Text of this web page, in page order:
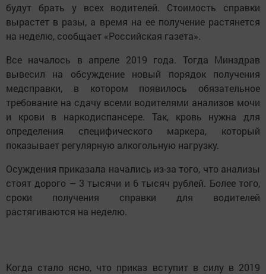
будут брать у всех водителей. Стоимость справки
вырастет в разы, а время на ее получение растянется
на неделю, сообщает «Российская газета».
Все началось в апреле 2019 года. Тогда Минздрав
вывесил на обсуждение новый порядок получения
медсправки, в котором появилось обязательное
требование на сдачу всеми водителями анализов мочи
и крови в наркодиспансере. Так, кровь нужна для
определения специфического маркера, который
показывает регулярную алкогольную нагрузку.
Осуждения приказала начались из-за того, что анализы
стоят дорого – 3 тысячи и 6 тысяч рублей. Более того,
сроки получения справки для водителей
растягиваются на неделю.
Когда стало ясно, что приказ вступит в силу в 2019